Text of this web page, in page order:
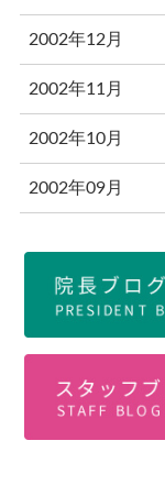
2002年12月
2002年11月
2002年10月
2002年09月